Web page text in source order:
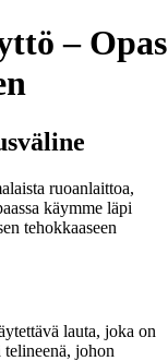
– Opas
ruoanlaittoa,
käymme läpi
tehokkaaseen
lauta, joka on
johon